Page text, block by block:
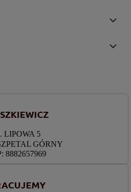
LIPOWA 5
GÓRNY
8882657969